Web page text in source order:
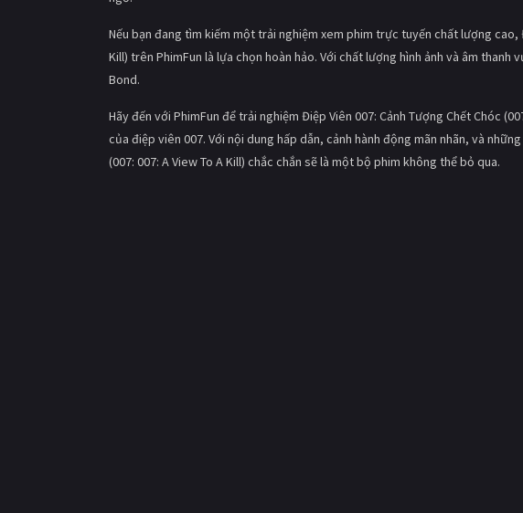
Nếu bạn đang tìm kiếm một trải nghiệm xem phim trực tuyến chất lượng cao,
Kill) trên PhimFun là lựa chọn hoàn hảo. Với chất lượng hình ảnh và âm
Bond.
Hãy đến với PhimFun để trải nghiệm Điệp Viên 007: Cảnh Tượng Chết Chóc
của điệp viên 007. Với nội dung hấp dẫn, cảnh hành động mãn nhãn, và
(007: 007: A View To A Kill) chắc chắn sẽ là một bộ phim không thể bỏ qua.